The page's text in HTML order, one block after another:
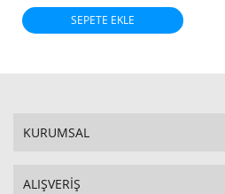
SEPETE EKLE
KURUMSAL
ALIŞVERİŞ